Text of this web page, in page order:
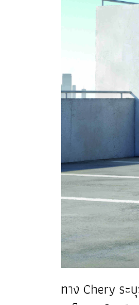
ทาง Chery ระ